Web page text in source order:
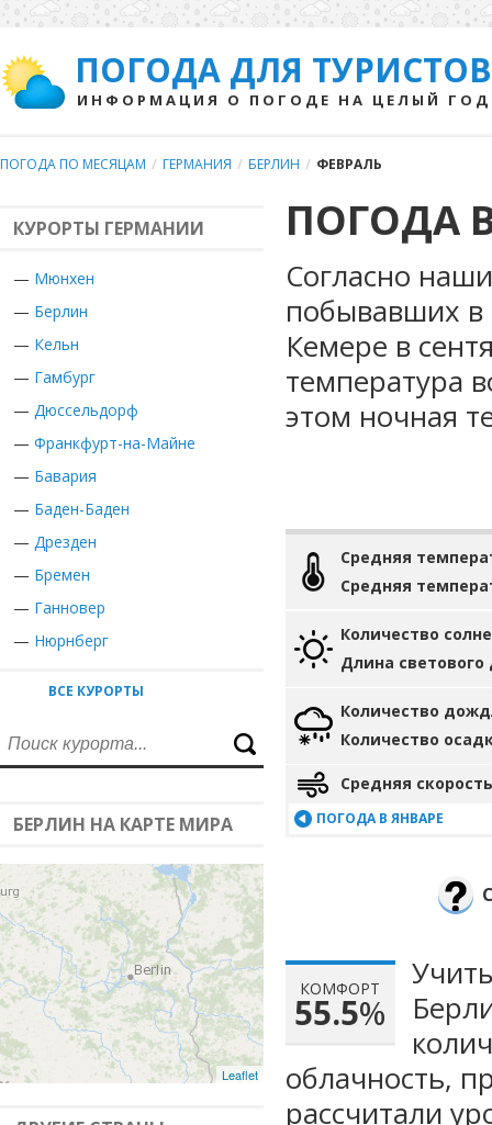
ПОГОДА ДЛЯ ТУРИСТОВ
ИНФОРМАЦИЯ О ПОГОДЕ НА ЦЕЛЫЙ ГОД
ПОГОДА ПО МЕСЯЦАМ / ГЕРМАНИЯ / БЕРЛИН / ФЕВРАЛЬ
КУРОРТЫ ГЕРМАНИИ
— Мюнхен
— Берлин
— Кельн
— Гамбург
— Дюссельдорф
— Франкфурт-на-Майне
— Бавария
— Баден-Баден
— Дрезден
— Бремен
— Ганновер
— Нюрнберг
ВСЕ КУРОРТЫ
БЕРЛИН НА КАРТЕ МИРА
Leaflet
ПОГОДА
Согласно
побывавших в
Кемере в
температура
этом ночная
Средняя
Средняя
Количество
Длина светового
Количество
Количество
Средняя
ПОГОДА В ЯНВАРЕ
КОМФОРТ
55.5%
облачность,
рассчитали